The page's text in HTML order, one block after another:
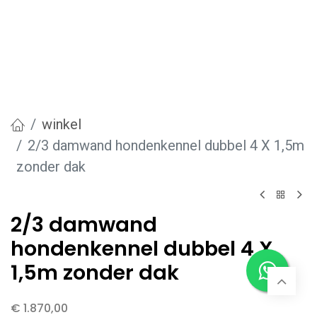
winkel
2/3 damwand hondenkennel dubbel 4 X 1,5m
zonder dak
2/3 damwand
hondenkennel dubbel 4 X
1,5m zonder dak
€ 1.870,00